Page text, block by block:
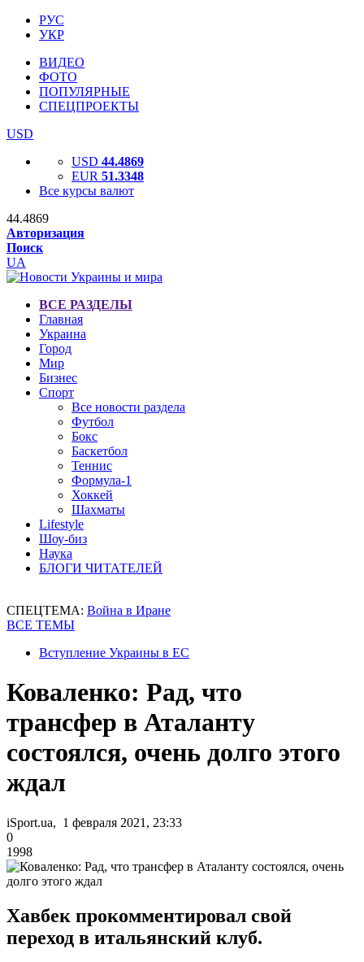
РУС
УКР
ВИДЕО
ФОТО
ПОПУЛЯРНЫЕ
СПЕЦПРОЕКТЫ
USD
USD 44.4869
EUR 51.3348
Все курсы валют
44.4869
Авторизация
Поиск
UA
ВСЕ РАЗДЕЛЫ
Главная
Украина
Город
Мир
Бизнес
Спорт
Все новости раздела
Футбол
Бокс
Баскетбол
Теннис
Формула-1
Хоккей
Шахматы
Lifestyle
Шоу-биз
Наука
БЛОГИ ЧИТАТЕЛЕЙ
СПЕЦТЕМА: Война в Иране
ВСЕ ТЕМЫ
Вступление Украины в ЕС
Коваленко: Рад, что
трансфер в Аталанту
состоялся, очень долго этого
ждал
iSport.ua, 1 февраля 2021, 23:33
0
1998
Хавбек прокомментировал свой
переход в итальянский клуб.